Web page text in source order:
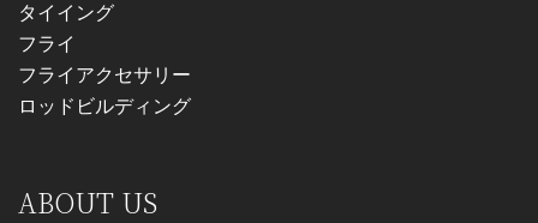
タイイング
フライ
フライアクセサリー
ロッドビルディング
ABOUT US